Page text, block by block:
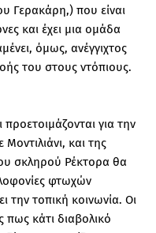
Γερακάρη,) που είναι
και έχει μια ομάδα
όμως, ανέγγιχτος
του στους ντόπιους.
για την
και της
σκληρού Ρέκτορα θα
φτωχών
την τοπική κοινωνία. Οι
πως κάτι διαβολικό